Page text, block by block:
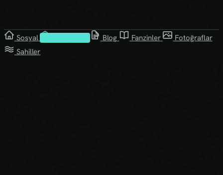
Sosyal Blog Fanzinler
Fotoğraflar
Sahiller